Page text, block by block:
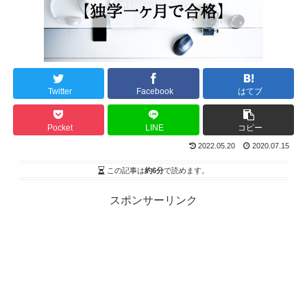
Twitter Facebook はてブ
Pocket LINE コピー
2022.05.20 2020.07.15
この記事は約6分で読めます。
スポンサーリンク